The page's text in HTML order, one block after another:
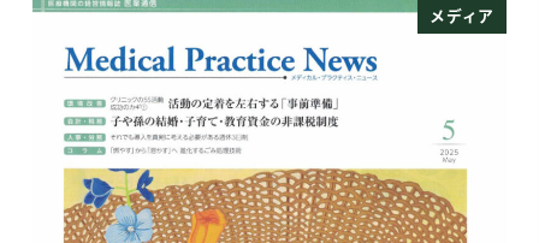
メディア